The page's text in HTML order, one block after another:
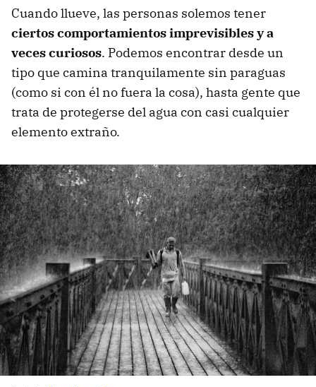
Cuando llueve, las personas solemos tener
ciertos comportamientos imprevisibles y a
veces curiosos. Podemos encontrar desde un
tipo que camina tranquilamente sin paraguas
(como si con él no fuera la cosa), hasta gente que
trata de protegerse del agua con casi cualquier
elemento extraño.